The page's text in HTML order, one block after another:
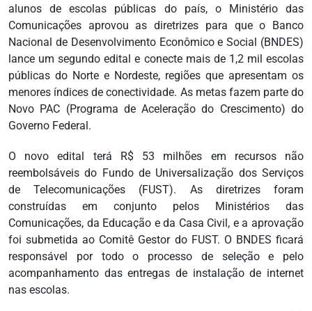
alunos de escolas públicas do país, o Ministério das
Comunicações aprovou as diretrizes para que o Banco
Nacional de Desenvolvimento Econômico e Social (BNDES)
lance um segundo edital e conecte mais de 1,2 mil escolas
públicas do Norte e Nordeste, regiões que apresentam os
menores índices de conectividade. As metas fazem parte do
Novo PAC (Programa de Aceleração do Crescimento) do
Governo Federal.
O novo edital terá R$ 53 milhões em recursos não
reembolsáveis do Fundo de Universalização dos Serviços
de Telecomunicações (FUST). As diretrizes foram
construídas em conjunto pelos Ministérios das
Comunicações, da Educação e da Casa Civil, e a aprovação
foi submetida ao Comitê Gestor do FUST. O BNDES ficará
responsável por todo o processo de seleção e pelo
acompanhamento das entregas de instalação de internet
nas escolas.